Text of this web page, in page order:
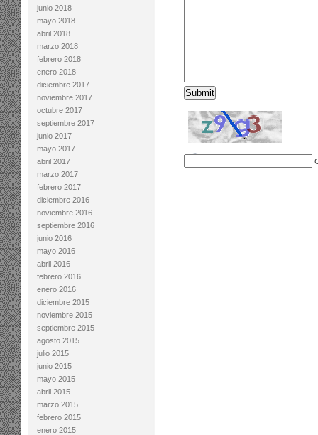
junio 2018
mayo 2018
abril 2018
marzo 2018
febrero 2018
enero 2018
diciembre 2017
noviembre 2017
octubre 2017
septiembre 2017
junio 2017
mayo 2017
abril 2017
marzo 2017
febrero 2017
diciembre 2016
noviembre 2016
septiembre 2016
junio 2016
mayo 2016
abril 2016
febrero 2016
enero 2016
diciembre 2015
noviembre 2015
septiembre 2015
agosto 2015
julio 2015
junio 2015
mayo 2015
abril 2015
marzo 2015
febrero 2015
enero 2015